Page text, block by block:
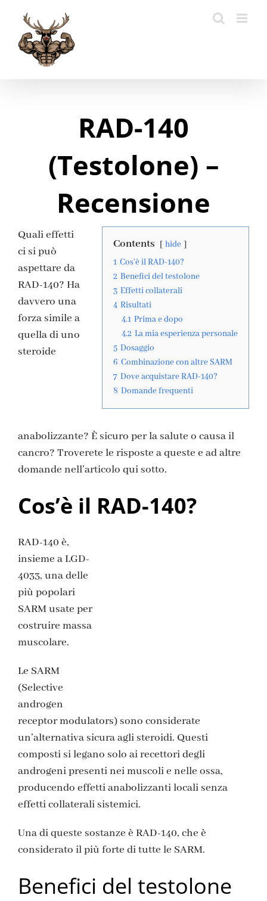
content
RAD-140
(Testolone) –
Recensione
Contents
hide
1 Cos’è il RAD-140?
2 Benefici del testolone
3 Effetti collaterali
4 Risultati
4.1 Prima e dopo
4.2 La mia esperienza personale
5 Dosaggio
6 Combinazione con altre SARM
7 Dove acquistare RAD-140?
8 Domande frequenti
Quali effetti
ci si può
aspettare da
RAD-140? Ha
davvero una
forza simile a
quella di uno
steroide
anabolizzante? È sicuro per la salute o causa il
cancro? Troverete le risposte a queste e ad altre
domande nell’articolo qui sotto.
Cos’è il RAD-140?
RAD-140 è,
insieme a LGD-
4033, una delle
più popolari
SARM usate per
costruire massa
muscolare.
Le SARM
(Selective
androgen
receptor modulators) sono considerate
un’alternativa sicura agli steroidi. Questi
composti si legano solo ai recettori degli
androgeni presenti nei muscoli e nelle ossa,
producendo effetti anabolizzanti locali senza
effetti collaterali sistemici.
Una di queste sostanze è RAD-140, che è
considerato il più forte di tutte le SARM.
Benefici del testolone